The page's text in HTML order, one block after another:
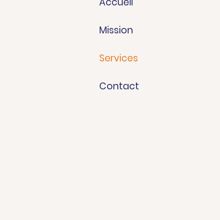
Mission
Services
Contact